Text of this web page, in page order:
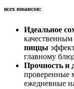
всех нюансов:
Идеальное
пиццы
главному
Прочность и
проверенные
ежедневные